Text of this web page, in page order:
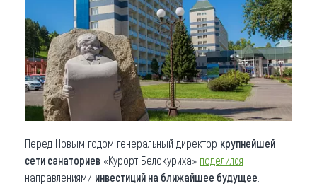
Коллекция впечатлений
Другие рубрики
Перед Новым годом генеральный директор крупнейшей
сети санаториев «Курорт Белокуриха» поделился
направлениями инвестиций на ближайшее будущее